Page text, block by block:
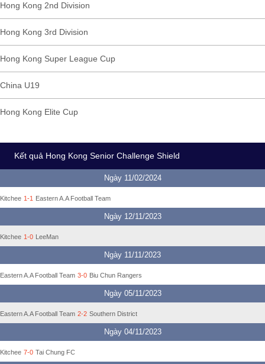
Hong Kong 2nd Division
Hong Kong 3rd Division
Hong Kong Super League Cup
China U19
Hong Kong Elite Cup
Kết quả Hong Kong Senior Challenge Shield
Ngày 11/02/2024
Kitchee 1-1 Eastern A.A Football Team
Ngày 12/11/2023
Kitchee 1-0 LeeMan
Ngày 11/11/2023
Eastern A.A Football Team 3-0 Biu Chun Rangers
Ngày 05/11/2023
Eastern A.A Football Team 2-2 Southern District
Ngày 04/11/2023
Kitchee 7-0 Tai Chung FC